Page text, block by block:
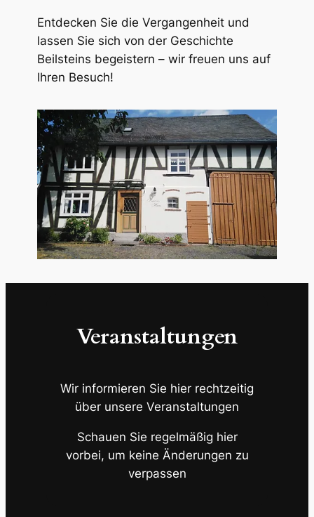
Entdecken Sie die Vergangenheit und
lassen Sie sich von der Geschichte
Beilsteins begeistern – wir freuen uns auf
Ihren Besuch!
Veranstaltungen
Wir informieren Sie hier rechtzeitig
über unsere Veranstaltungen
Schauen Sie regelmäßig hier
vorbei, um keine Änderungen zu
verpassen